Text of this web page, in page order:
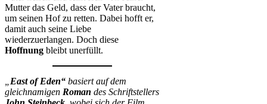
Mutter das Geld, dass der Vater braucht,
um seinen Hof zu retten. Dabei hofft er,
damit auch seine Liebe
wiederzuerlangen. Doch diese
Hoffnung bleibt unerfüllt.
East of Eden“ basiert auf dem
gleichnamigen Roman des Schriftstellers